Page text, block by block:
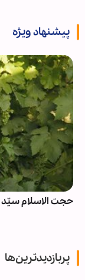
پیشنهاد ویژه
حجت الاسلام
پربازدیدترین‌ها